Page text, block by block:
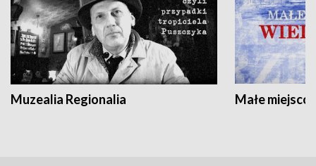
Muzealia Regionalia Małe